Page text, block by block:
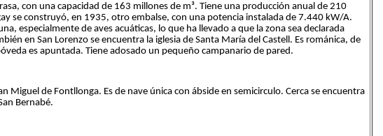
con una capacidad de 163 millones de m³. Tiene una producción anual de 210
se construyó, en 1935, otro embalse, con una potencia instalada de 7.440 kW/A.
especialmente de aves acuáticas, lo que ha llevado a que la zona sea declarada
en San Lorenzo se encuentra la iglesia de Santa María del Castell. Es románica, de
es apuntada. Tiene adosado un pequeño campanario de pared.
Miguel de Fontllonga. Es de nave única con ábside en semicirculo. Cerca se encuentra
Bernabé.